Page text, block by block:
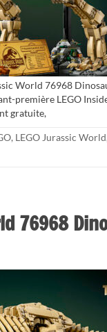
World 76968
première LEGO
gratuite,
, LEGO Jurassic World
76968